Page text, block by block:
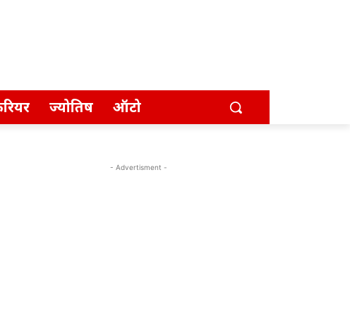
ज्योतिष ऑटो
- Advertisment -